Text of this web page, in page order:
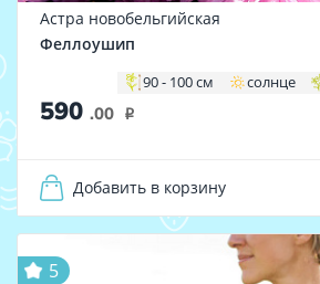
Астра новобельгийская
Феллоушип
90 - 100 см солнце
590 .00 i
Добавить в корзину
5